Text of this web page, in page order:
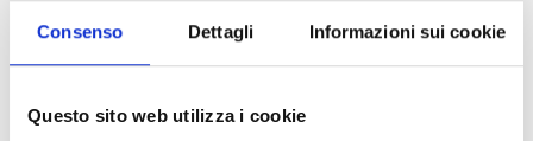
Consenso Dettagli Informazioni sui cookie
Questo sito web utilizza i cookie
internazionale PreciseEU. Per la Regione Emilia-
Romagna possono partecipare al bando:
Tecnologia della Regione Emilia Romagna;